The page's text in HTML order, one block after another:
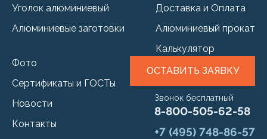
Уголок алюминиевый
Алюминиевые заготовки
Доставка и Оплата
Алюминиевый прокат
Калькулятор
Фото
Сертификаты и ГОСТы
Новости
Контакты
ОСТАВИТЬ ЗАЯВКУ
Звонок бесплатный
8-800-505-62-58
+7 (495) 748-86-57